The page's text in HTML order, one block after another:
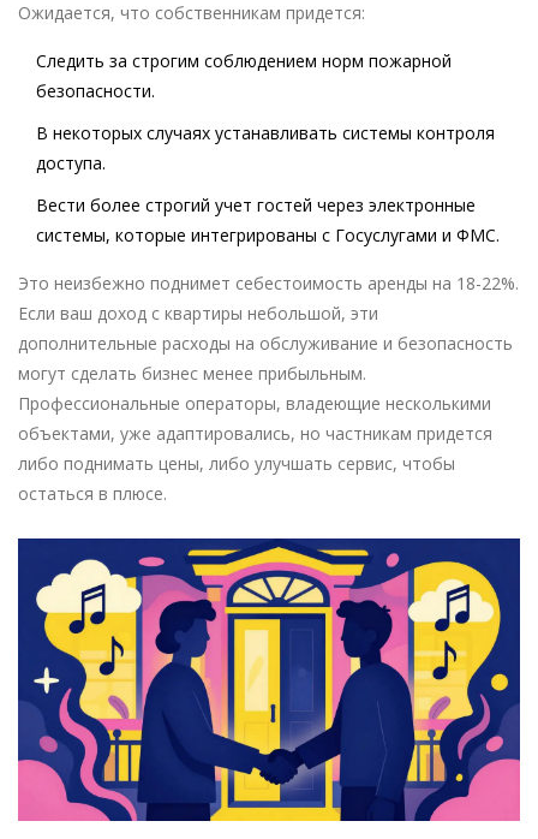
Ожидается, что собственникам придется:
Следить за строгим соблюдением норм пожарной
безопасности.
В некоторых случаях устанавливать системы контроля
доступа.
Вести более строгий учет гостей через электронные
системы, которые интегрированы с Госуслугами и ФМС.
Это неизбежно поднимет себестоимость аренды на 18-22%.
Если ваш доход с квартиры небольшой, эти
дополнительные расходы на обслуживание и безопасность
могут сделать бизнес менее прибыльным.
Профессиональные операторы, владеющие несколькими
объектами, уже адаптировались, но частникам придется
либо поднимать цены, либо улучшать сервис, чтобы
остаться в плюсе.